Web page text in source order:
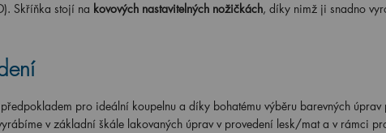
Skříňka stojí na kovových nastavitelných nožičkách, díky nimž ji snadno
pro ideální koupelnu a díky bohatému výběru barevných
v základní škále lakovaných úprav v provedení lesk/mat a v rámci